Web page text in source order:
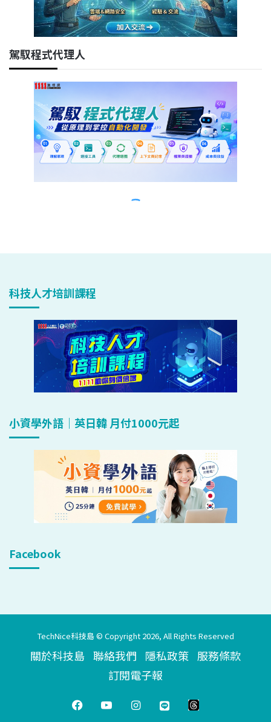
科技人才培訓課程
小資學外語｜英日韓 月付1000元起
Facebook
TechNice科技島 © Copyright 2026, All Rights Reserved
關於科技島 聯絡我們 隱私政策 服務條款
訂閱電子報